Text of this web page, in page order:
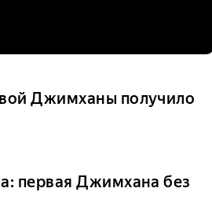
Джимханы получило
первая Джимхана без